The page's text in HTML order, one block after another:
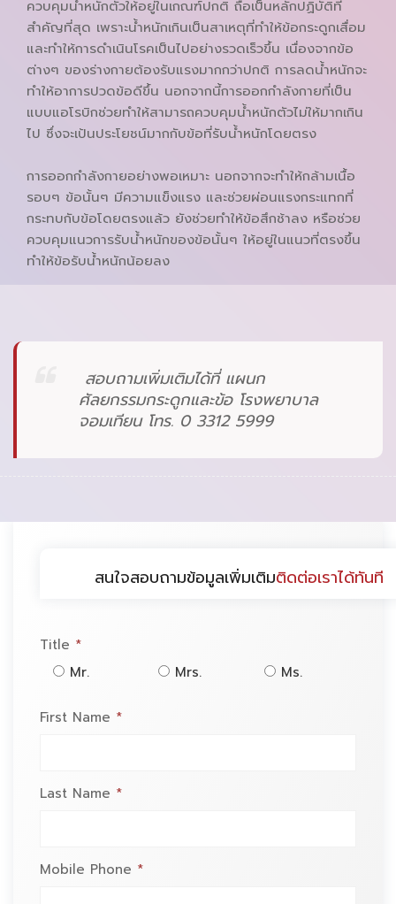
ควบคุมน้ำหนักตัวให้อยู่ในเกณฑ์ปกติ ถือเป็นหลักปฏิบัติที่
สำคัญที่สุด เพราะน้ำหนักเกินเป็นสาเหตุที่ทำให้ข้อกระดูกเสื่อม
และทำให้การดำเนินโรคเป็นไปอย่างรวดเร็วขึ้น เนื่องจากข้อ
ต่างๆ ของร่างกายต้องรับแรงมากกว่าปกติ การลดน้ำหนักจะ
ทำให้อาการปวดข้อดีขึ้น นอกจากนี้การออกกำลังกายที่เป็น
แบบแอโรบิกช่วยทำให้สามารถควบคุมน้ำหนักตัวไม่ให้มากเกิน
ไป ซึ่งจะเป้นประโยชน์มากกับข้อที่รับน้ำหนักโดยตรง
การออกกำลังกายอย่างพอเหมาะ นอกจากจะทำให้กล้ามเนื้อ
รอบๆ ข้อนั้นๆ มีความแข็งแรง และช่วยผ่อนแรงกระแทกที่
กระทบกับข้อโดยตรงแล้ว ยังช่วยทำให้ข้อสึกช้าลง หรือช่วย
ควบคุมแนวการรับน้ำหนักของข้อนั้นๆ ให้อยู่ในแนวที่ตรงขึ้น
ทำให้ข้อรับน้ำหนักน้อยลง
สอบถามเพิ่มเติมได้ที่ แผนก
ศัลยกรรมกระดูกและข้อ โรงพยาบาล
จอมเทียน โทร. 0 3312 5999
สนใจสอบถามข้อมูลเพิ่มเติมติดต่อเราได้ทันที
Title *
Mr.
Mrs. Ms.
First Name *
Last Name *
Mobile Phone *